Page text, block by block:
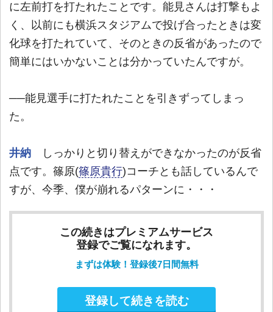
に左前打を打たれたことです。能見さんは打撃もよ
く、以前にも横浜スタジアムで投げ合ったときは変
化球を打たれていて、そのときの反省があったので
簡単にはいかないことは分かっていたんですが。
──能見選手に打たれたことを引きずってしまっ
た。
井納
しっかりと切り替えができなかったのが反省
点です。篠原(篠原貴行)コーチとも話しているんで
すが、今季、僕が崩れるパターンに・・・
この続きはプレミアムサービス
登録でご覧になれます。
まずは体験！登録後7日間無料
登録して続きを読む